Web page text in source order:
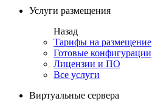
Услуги размещения
Назад
Тарифы на размещение
Готовые конфигурации
Лицензии и ПО
Все услуги
Виртуальные сервера